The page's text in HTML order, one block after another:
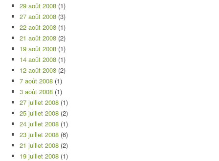
29 août 2008 (1)
27 août 2008 (3)
22 août 2008 (1)
21 août 2008 (2)
19 août 2008 (1)
14 août 2008 (1)
12 août 2008 (2)
7 août 2008 (1)
3 août 2008 (1)
27 juillet 2008 (1)
25 juillet 2008 (2)
24 juillet 2008 (1)
23 juillet 2008 (6)
21 juillet 2008 (2)
19 juillet 2008 (1)